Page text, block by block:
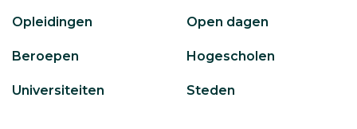
Opleidingen Open dagen
Beroepen Hogescholen
Universiteiten Steden